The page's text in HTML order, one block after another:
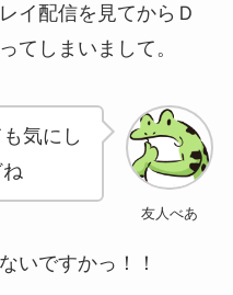
イ配信を見てからＤ
てしまいまして。
友人べあ
気にし
いですかっ！！